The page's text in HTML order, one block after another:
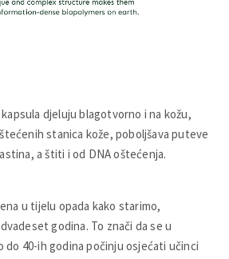
djeluju blagotvorno i na kožu,
stanica kože, poboljšava puteve
a štiti i od DNA oštećenja.
u tijelu opada kako starimo,
godina. To znači da se u
do 40-ih godina počinju osjećati učinci